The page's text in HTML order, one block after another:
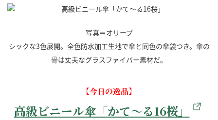
写真＝オリーブ
シックな3色展開。全色防水加工生地で傘と同色の傘袋つき。傘の
骨は丈夫なグラスファイバー素材だ。
【今日の逸品】
高級ビニール傘「かて～る16桜」